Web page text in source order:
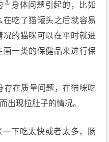
身体问题引起的，比如
吃了猫罐头之后就容易
的猫咪可以在平时就进
一类的保健品来进行保
在质量问题，在猫咪吃
出现拉肚子的情况。
一下吃太快或者太多，肠